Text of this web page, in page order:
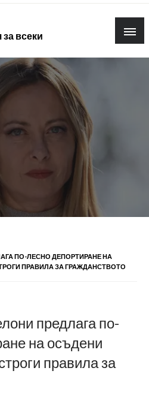
всеки
ПО-ЛЕСНО ДЕПОРТИРАНЕ НА
ПРАВИЛА ЗА ГРАЖДАНСТВОТО
предлага по-
на осъдени
правила за